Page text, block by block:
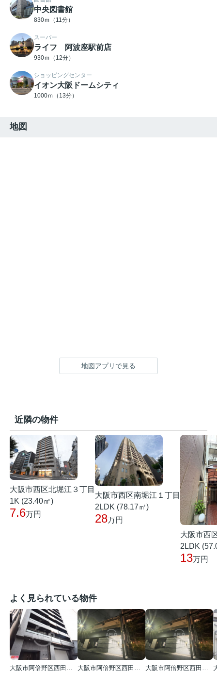
中央図書館
830ｍ（11分）
スーパー
ライフ 阿波座駅前店
930ｍ（12分）
ショッピングセンター
イオン大阪ドームシティ
1000ｍ（13分）
地図
地図アプリで見る
近隣の物件
大阪市西区北堀江３丁目
1K (23.40㎡)
7.6万円
大阪市西区南堀江１丁目
2LDK (78.17㎡)
28万円
大阪市西
2LDK
13万円
よく見られている物件
大阪市阿倍野区西田辺町１丁目
大阪市阿倍野区西田辺町１丁目
大阪市阿倍野区西田辺町１丁目